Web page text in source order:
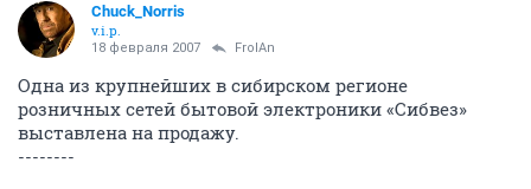
Chuck_Norris
v.i.p.
18 февраля 2007 FrolAn
Одна из крупнейших в сибирском регионе
розничных сетей бытовой электроники «Сибвез»
выставлена на продажу.
--------